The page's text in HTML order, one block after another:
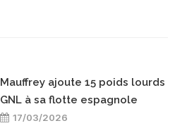
Mauffrey ajoute 15 poids lourds
GNL à sa flotte espagnole
17/03/2026